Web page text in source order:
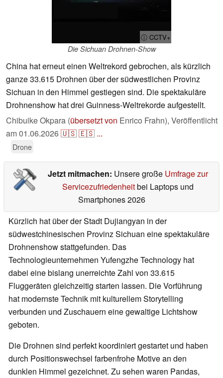
ⓘ CCTV+
Die Sichuan Drohnen-Show
China hat erneut einen Weltrekord gebrochen, als kürzlich
ganze 33.615 Drohnen über der südwestlichen Provinz
Sichuan in den Himmel gestiegen sind. Die spektakuläre
Drohnenshow hat drei Guinness-Weltrekorde aufgestellt.
Chibuike Okpara (übersetzt von Enrico Frahn), Veröffentlicht
am01.06.2026🇺🇸🇪🇸 ...
Drone
Jetzt mitmachen: Unsere große Umfrage zur
Servicezufriedenheitbei Laptops und
Smartphones 2026
Kürzlich hat über der Stadt Dujiangyan in der
südwestchinesischen Provinz Sichuan eine spektakuläre
Drohnenshow stattgefunden. Das
Technologieunternehmen Yufengzhe Technology hat
dabei eine bislang unerreichte Zahl von 33.615
Fluggeräten gleichzeitig starten lassen. Die Vorführung
hat modernste Technik mit kulturellem Storytelling
verbunden und Zuschauern eine gewaltige Lichtshow
geboten.
Die Drohnen sind perfekt koordiniert gestartet und haben
durch Positionswechsel farbenfrohe Motive an den
dunklen Himmel gezeichnet. Zu sehen waren Pandas,